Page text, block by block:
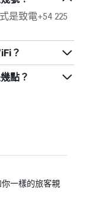
是致電+54 225
？
點？
一樣的旅客親